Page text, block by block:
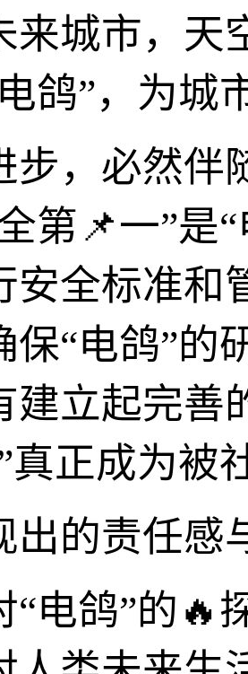
来城市，天
鸽”，为城
步，必然伴
第📌一”是
安全标准和
保“电鸽”的
建立起完善
真正成为被
出的责任感
“电鸽”的